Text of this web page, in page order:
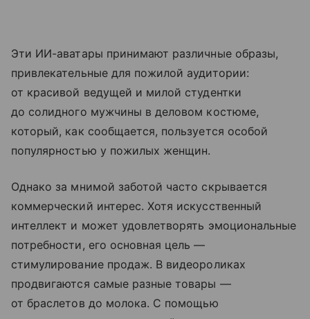
Эти ИИ-аватары принимают различные образы,
привлекательные для пожилой аудитории:
от красивой ведущей и милой студентки
до солидного мужчины в деловом костюме,
который, как сообщается, пользуется особой
популярностью у пожилых женщин.
Однако за мнимой заботой часто скрывается
коммерческий интерес. Хотя искусственный
интеллект и может удовлетворять эмоциональные
потребности, его основная цель —
стимулирование продаж. В видеороликах
продвигаются самые разные товары —
от браслетов до молока. С помощью